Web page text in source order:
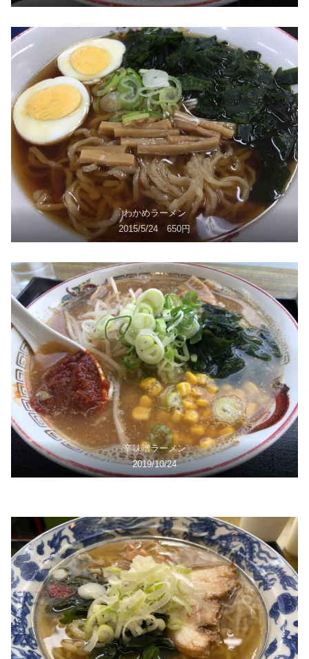
わかめラーメン
2015/5/24 650円
辛味噌ラーメン
2019/10/24